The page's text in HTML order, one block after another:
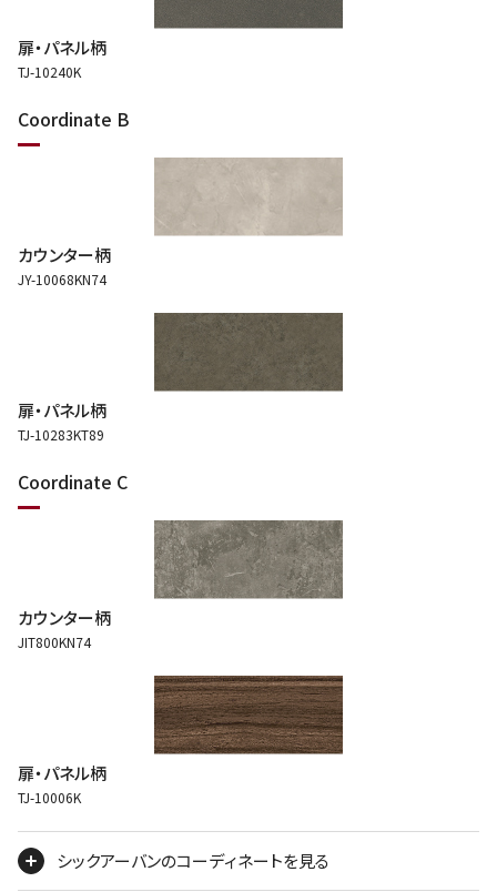
扉・パネル柄
TJ-10240K
Coordinate B
カウンター柄
JY-10068KN74
扉・パネル柄
TJ-10283KT89
Coordinate C
カウンター柄
JIT800KN74
扉・パネル柄
TJ-10006K
シックアーバンのコーディネートを見る